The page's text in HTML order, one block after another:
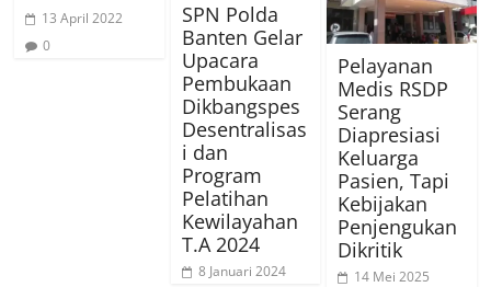
13 April 2022
0
SPN Polda
Banten Gelar
Upacara
Pembukaan
Dikbangspes
Desentralisas
i dan
Program
Pelatihan
Kewilayahan
T.A 2024
8 Januari 2024
Pelayanan
Medis RSDP
Serang
Diapresiasi
Keluarga
Pasien, Tapi
Kebijakan
Penjengukan
Dikritik
14 Mei 2025